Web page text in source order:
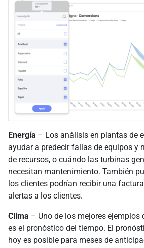
Energía – Los análisis en plantas de
ayudar a predecir fallas de equipos y
de recursos, o cuándo las turbinas
necesitan mantenimiento. También
los clientes podrían recibir una
alertas a los clientes.
Clima – Uno de los mejores
es el pronóstico del tiempo. El
hoy es posible para meses de